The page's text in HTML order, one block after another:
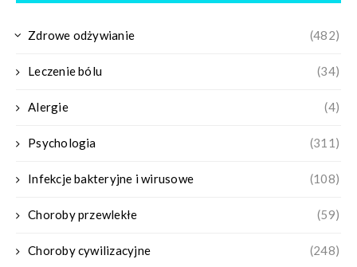
Zdrowe odżywianie (482)
Leczenie bólu (34)
Alergie (4)
Psychologia (311)
Infekcje bakteryjne i wirusowe (108)
Choroby przewlekłe (59)
Choroby cywilizacyjne (248)